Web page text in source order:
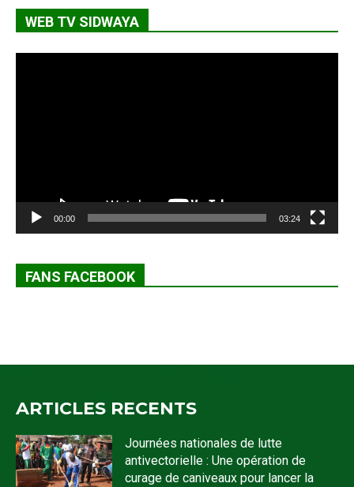
WEB TV SIDWAYA
00:00 03:24
FANS FACEBOOK
ARTICLES RECENTS
Journées nationales de lutte
antivectorielle : Une opération de
curage de caniveaux pour lancer la